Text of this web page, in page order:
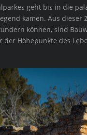
geht bis in die
kamen. Aus dieser
können, sind
Höhepunkte des